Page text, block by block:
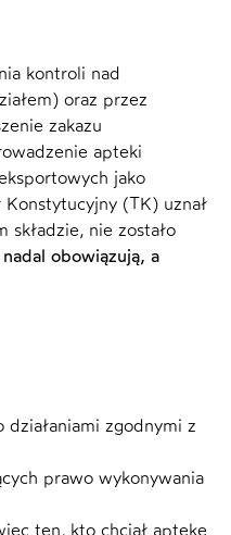
kontroli nad
oraz przez
zakazu
apteki
jako
(TK) uznał
nie zostało
obowiązują, a
zgodnymi z
prawo wykonywania
ten, kto chciał aptekę